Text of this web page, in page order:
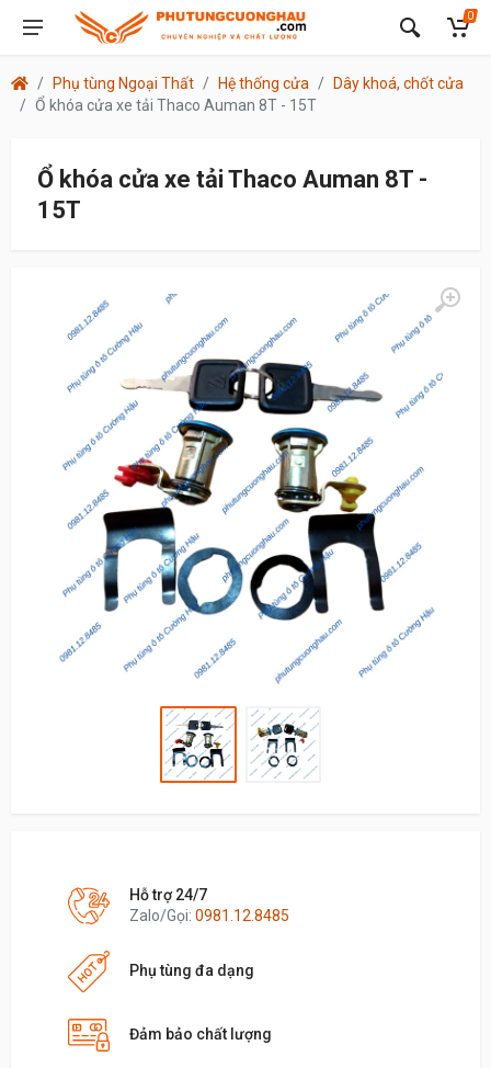
0
Phụ tùng Ngoại Thất Hệ thống cửa
Dây khoá, chốt cửa
Ổ khóa cửa xe tải Thaco Auman 8T - 15T
Ổ khóa cửa xe tải Thaco Auman 8T -
15T
Hỗ trợ 24/7
Zalo/Gọi: 0981.12.8485
Phụ tùng đa dạng
Đảm bảo chất lượng